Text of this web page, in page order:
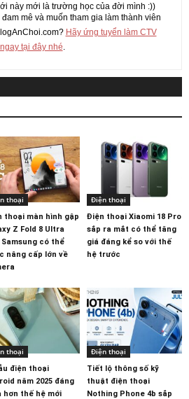
này mới là trường học của đời mình :))
đam mê và muốn tham gia làm thành viên
Hãy ứng tuyển làm CTV
ngay tại đây nhé
thoại
thoại màn hình gập
Z Fold 8 Ultra
Samsung có thể
nâng cấp lớn về
Điện thoại
Điện thoại Xiaomi 18 Pro
sắp ra mắt có thể tăng
giá đáng kể so với thế
hệ trước
thoại
điện thoại
năm 2025 đáng
hơn thế hệ mới
Điện thoại
Tiết lộ thông số kỹ
thuật điện thoại
Nothing Phone 4b sắp